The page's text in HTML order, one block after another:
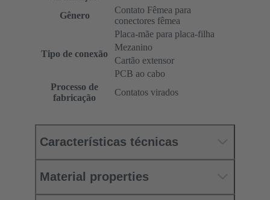
Gênero
Contato Fêmea para
conectores fêmea
Tipo de conexão
Placa-mãe para placa-filha
Mezanino
Cartão extensor
PCB ao cabo
Processo de
fabricação
Contatos virados
Características técnicas
Material properties